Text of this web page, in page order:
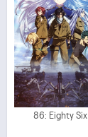
86: Eighty Six